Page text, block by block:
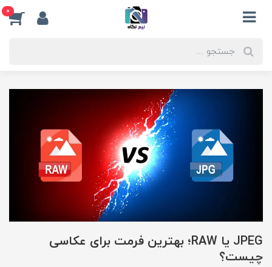
0
JPEG یا RAW؛ بهترین فرمت برای عکاسی
چیست؟